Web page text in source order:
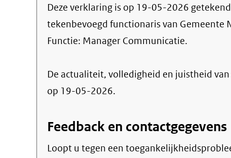
Deze verklaring is op 19-05-2026
tekenbevoegd functionaris van Gemeente
Functie: Manager Communicatie.
De actualiteit, volledigheid en juistheid
op 19-05-2026.
Feedback en contactgegevens
Loopt u tegen een